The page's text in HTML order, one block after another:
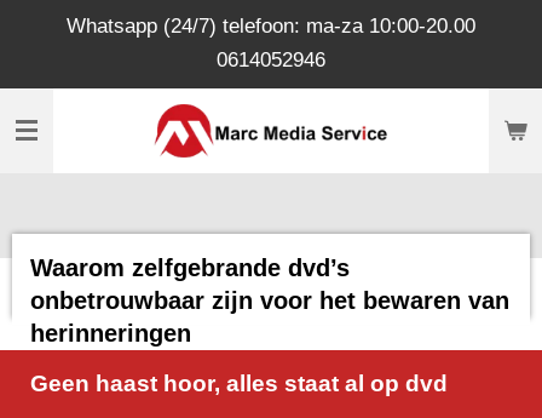
naar
de
Whatsapp (24/7) telefoon: ma-za 10:00-20.00
0614052946
Waarom zelfgebrande dvd’s
onbetrouwbaar zijn voor het bewaren van
herinneringen
Geen haast hoor, alles staat al op dvd